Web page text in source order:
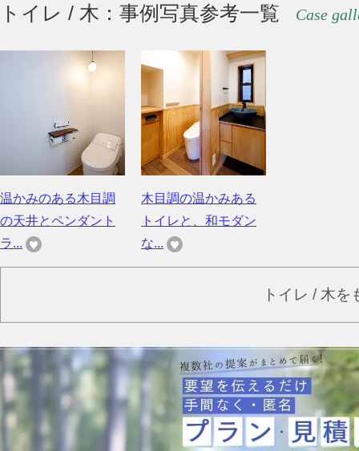
トイレ / 木：事例写真参考一覧 Case
温かみのある木目調
の天井とペンダント
ラ...
木目調の温かみある
トイレと、和モダン
な...
トイレ / 木を